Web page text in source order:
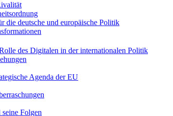
die deutsche und europäische Politik
des Digitalen in der internationalen Politik
Agenda der EU
Folgen